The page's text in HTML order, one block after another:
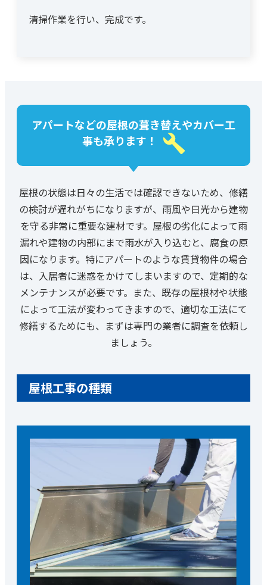
清掃作業を行い、完成です。
アパートなどの屋根の葺き替えやカバー工
事も承ります！
屋根の状態は日々の生活では確認できないため、修繕
の検討が遅れがちになりますが、雨風や日光から建物
を守る非常に重要な建材です。屋根の劣化によって雨
漏れや建物の内部にまで雨水が入り込むと、腐食の原
因になります。特にアパートのような賃貸物件の場合
は、入居者に迷惑をかけてしまいますので、定期的な
メンテナンスが必要です。また、既存の屋根材や状態
によって工法が変わってきますので、適切な工法にて
修繕するためにも、まずは専門の業者に調査を依頼し
ましょう。
屋根工事の種類